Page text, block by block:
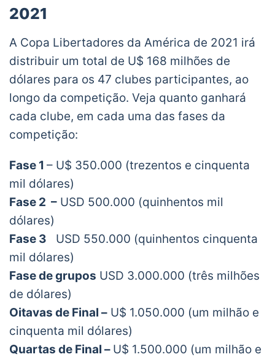
2021
A Copa Libertadores da América de 2021 irá
distribuir um total de U$ 168 milhões de
dólares para os 47 clubes participantes, ao
longo da competição. Veja quanto ganhará
cada clube, em cada uma das fases da
competição:
Fase 1 – U$ 350.000 (trezentos e cinquenta
mil dólares)
Fase 2 – USD 500.000 (quinhentos mil
dólares)
Fase 3 USD 550.000 (quinhentos cinquenta
mil dólares)
Fase de grupos USD 3.000.000 (três milhões
de dólares)
Oitavas de Final – U$ 1.050.000 (um milhão e
cinquenta mil dólares)
Quartas de Final – U$ 1.500.000 (um milhão e